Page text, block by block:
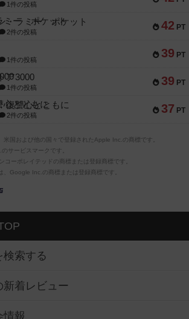
1件の投稿
42 PT
・ラミー ポケット
2件の投稿
39 PT
1件の投稿
39 PT
ア3000
1件の投稿
37 PT
復讐心とともに
2件の投稿
国および他の国々で登録されたApple Inc.の商標です。
サービスマークです。
コーポレイテッドの商標または登録商標です。
Google Inc.の商標または登録商標です。
検索する
着レビュー
情報